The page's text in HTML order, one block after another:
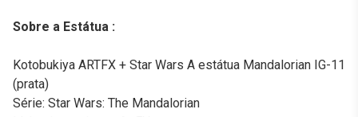
Sobre a Estátua :
Kotobukiya ARTFX + Star Wars A estátua Mandalorian IG-11
(prata)
Série: Star Wars: The Mandalorian